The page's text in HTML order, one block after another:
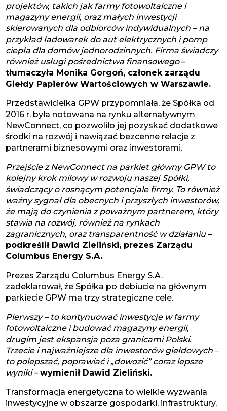
projektów, takich jak farmy fotowoltaiczne i
magazyny energii, oraz małych inwestycji
skierowanych dla odbiorców indywidualnych – na
przykład ładowarek do aut elektrycznych i pomp
ciepła dla domów jednorodzinnych. Firma świadczy
również usługi pośrednictwa finansowego–
tłumaczyła Monika Gorgoń, członek zarządu
Giełdy Papierów Wartościowych w Warszawie.
Przedstawicielka GPW przypomniała, że Spółka od
2016 r. była notowana na rynku alternatywnym
NewConnect, co pozwoliło jej pozyskać dodatkowe
środki na rozwój i nawiązać bezcenne relacje z
partnerami biznesowymi oraz inwestorami.
Przejście z NewConnect na parkiet główny GPW to
kolejny krok milowy w rozwoju naszej Spółki,
świadczący o rosnącym potencjale firmy. To również
ważny sygnał dla obecnych i przyszłych inwestorów,
że mają do czynienia z poważnym partnerem, który
stawia na rozwój, również na rynkach
zagranicznych, oraz transparentność w działaniu–
podkreślił Dawid Zieliński, prezes Zarządu
Columbus Energy S.A.
Prezes Zarządu Columbus Energy S.A.
zadeklarował, że Spółka po debiucie na głównym
parkiecie GPW ma trzy strategiczne cele.
Pierwszy – to kontynuować inwestycje w farmy
fotowoltaiczne i budować magazyny energii,
drugim jest ekspansja poza granicami Polski.
Trzecie i najważniejsze dla inwestorów giełdowych –
to polepszać, poprawiać i „dowozić” coraz lepsze
wyniki–wymienił Dawid Zieliński.
Transformacja energetyczna to wielkie wyzwania
inwestycyjne w obszarze gospodarki, infrastruktury,